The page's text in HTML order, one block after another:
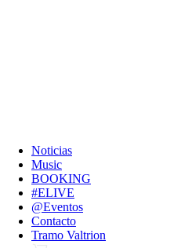
Noticias
Music
BOOKING
#ELIVE
@Eventos
Contacto
Tramo Valtrion